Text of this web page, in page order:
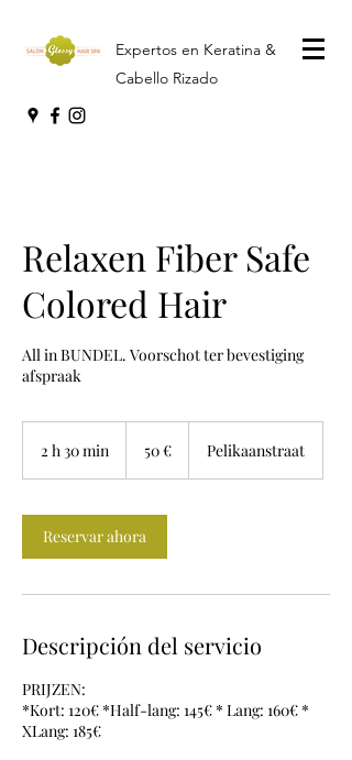
Expertos en Keratina &
Cabello Rizado
Relaxen Fiber Safe
Colored Hair
All in BUNDEL. Voorschot ter bevestiging
afspraak
2 h 30 min
3
0
i
50 € Pelikaanstraat
Reservar ahora
Descripción del servicio
PRIJZEN:
*Kort: 120€ *Half-lang: 145€ * Lang: 160€ *
XLang: 185€